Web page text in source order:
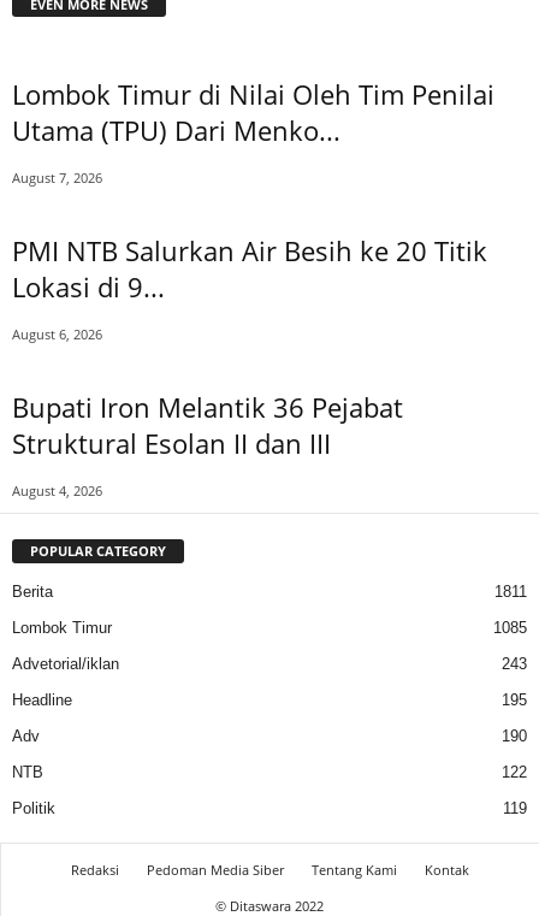
EVEN MORE NEWS
Lombok Timur di Nilai Oleh Tim Penilai
Utama (TPU) Dari Menko...
August 7, 2026
PMI NTB Salurkan Air Besih ke 20 Titik
Lokasi di 9...
August 6, 2026
Bupati Iron Melantik 36 Pejabat
Struktural Esolan II dan III
August 4, 2026
POPULAR CATEGORY
Berita
1811
Lombok Timur
1085
Advetorial/iklan
243
Headline
195
Adv
190
NTB
122
Politik
119
Redaksi Pedoman Media Siber Tentang Kami
Kontak
© Ditaswara 2022